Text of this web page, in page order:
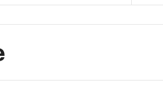
КОКС»